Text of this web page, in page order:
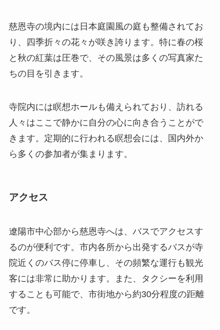
寺院内には瞑想ホールも備えられており、訪れる
人々はここで静かに自分の心に向き合うことがで
きます。定期的に行われる瞑想会には、国内外か
ら多くの参加者が集まります。
アクセス
遼陽市中心部から慈恩寺へは、バスでアクセスす
客には非常に助かります。また、タクシーを利用
です。
慈恩寺は年間を通して開放されており、特に春と
秋にはおすすめの季節です。入場料は比較的安価
に設定されていますが、建物内での写真撮影には
別途許可が必要な場合がありますので、訪問前に